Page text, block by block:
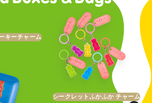
キーチャーム
シークレットふかふか チャーム